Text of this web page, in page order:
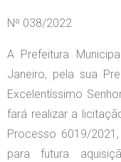
Nº 038/2022
A Prefeitura
Janeiro, pela sua
Excelentíssimo
fará realizar a
Processo 6019/
para futura